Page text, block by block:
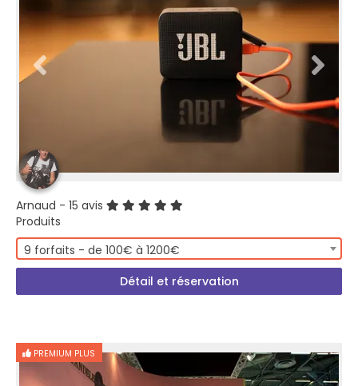
Arnaud - 15 avis
Produits
9 forfaits - de 100€ à 1200€
Détail et réservation
PREMIUM PLUS